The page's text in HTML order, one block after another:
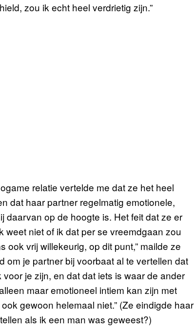
zou ik echt heel verdrietig zijn.”
relatie vertelde me dat ze het heel
dat haar partner regelmatig emotionele,
daarvan op de hoogte is. Het feit dat ze er
weet niet of ik dat per se vreemdgaan zou
ook vrij willekeurig, op dit punt,” mailde ze
om je partner bij voorbaat al te vertellen dat
je zijn, en dat dat iets is waar de ander
maar emotioneel intiem kan zijn met
gewoon helemaal niet.” (Ze eindigde haar
als ik een man was geweest?)